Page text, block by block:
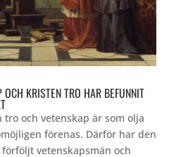
OCH KRISTEN TRO HAR BEFUNNIT
tro och vetenskap är som olja
förenas. Därför har den
vetenskapsmän och